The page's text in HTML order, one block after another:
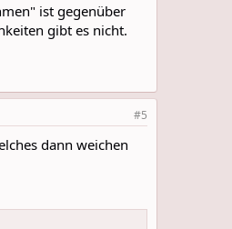
ist gegenüber
gibt es nicht.
#5
dann weichen